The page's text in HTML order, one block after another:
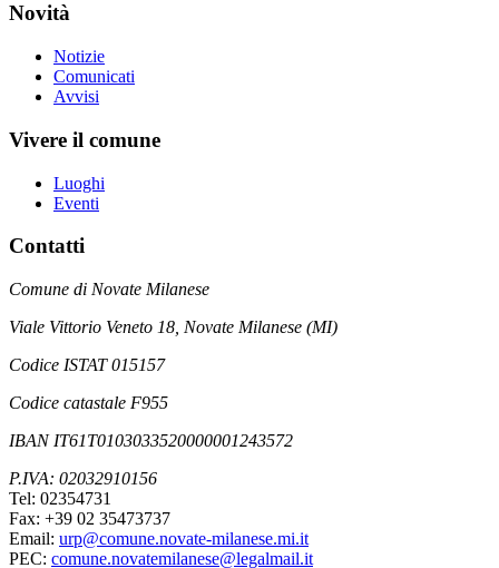
Novità
Notizie
Comunicati
Avvisi
Vivere il comune
Luoghi
Eventi
Contatti
Comune di Novate Milanese
Viale Vittorio Veneto 18, Novate Milanese (MI)
Codice ISTAT 015157
Codice catastale F955
IBAN IT61T0103033520000001243572
P.IVA: 02032910156
Tel: 02354731
Fax: +39 02 35473737
Email: urp@comune.novate-milanese.mi.it
PEC: comune.novatemilanese@legalmail.it